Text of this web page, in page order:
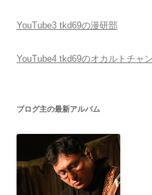
YouTube3 tkd69の漫研部
YouTube4 tkd69のオカルトチャ
ブログ主の最新アルバム